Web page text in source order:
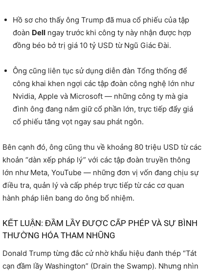
Hồ sơ cho thấy ông Trump đã mua cổ phiếu của tập
đoàn Dell ngay trước khi công ty này nhận được hợp
đồng béo bở trị giá 10 tỷ USD từ Ngũ Giác Đài.
Ông cũng liên tục sử dụng diễn đàn Tổng thống để
công khai khen ngợi các tập đoàn công nghệ lớn như
Nvidia, Apple và Microsoft — những công ty mà gia
đình ông đang nắm giữ cổ phần lớn, trực tiếp đẩy giá
cổ phiếu tăng vọt ngay sau phát ngôn.
Bên cạnh đó, ông cũng thu về khoảng 80 triệu USD từ các
khoản “dàn xếp pháp lý” với các tập đoàn truyền thông
lớn như Meta, YouTube — những đơn vị vốn đang chịu sự
điều tra, quản lý và cấp phép trực tiếp từ các cơ quan
hành pháp liên bang do ông bổ nhiệm.
KẾT LUẬN: ĐẦM LẦY ĐƯỢC CẤP PHÉP VÀ SỰ BÌNH
THƯỜNG HÓA THAM NHŨNG
Donald Trump từng đắc cử nhờ khẩu hiệu đanh thép “Tát
cạn đầm lầy Washington” (Drain the Swamp). Nhưng nhìn